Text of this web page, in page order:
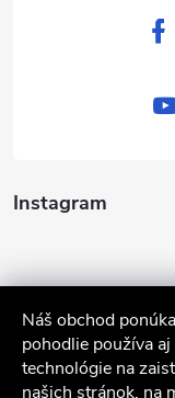
Náš obchod
pohodlie používa
technológie na
našich stránok, na
Instagram